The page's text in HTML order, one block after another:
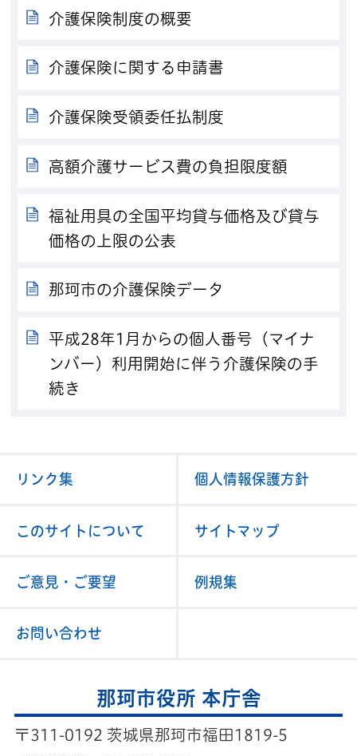
介護保険制度の概要
介護保険に関する申請書
介護保険受領委任払制度
高額介護サービス費の負担限度額
福祉用具の全国平均貸与価格及び貸与
価格の上限の公表
那珂市の介護保険データ
平成28年1月からの個人番号（マイナ
ンバー）利用開始に伴う介護保険の手
続き
リンク集 個人情報保護方針
このサイトについて サイトマップ
ご意見・ご要望 例規集
お問い合わせ
那珂市役所 本庁舎
〒311-0192 茨城県那珂市福田1819-5